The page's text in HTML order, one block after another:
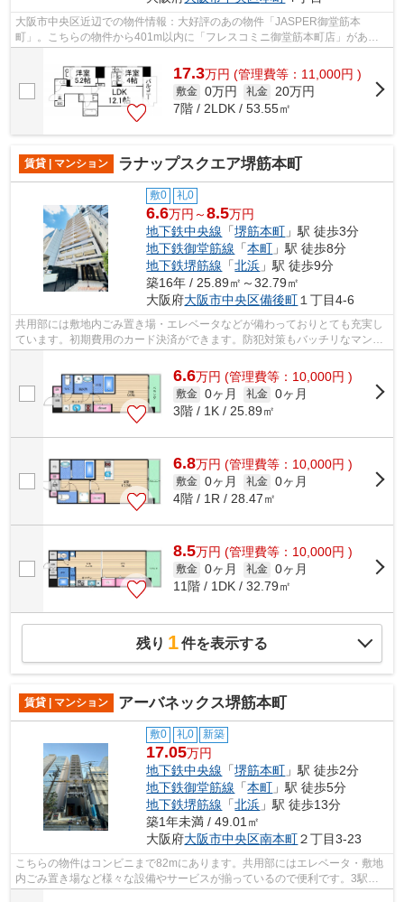
大阪市中央区近辺での物件情報：大好評のあの物件「JASPER御堂筋本
町」。こちらの物件から401m以内に「フレスコミニ御堂筋本町店」があり
ます。共用部にはエレベータ・敷地内ごみ置き...
17.3万円 (管理費等：11,000円 )
敷金 0万円 礼金 20万円
7階 / 2LDK / 53.55㎡
賃貸 | マンション ラナップスクエア堺筋本町
敷0 礼0
6.6万円～8.5万円
地下鉄中央線 「堺筋本町 」駅 徒歩3分
地下鉄御堂筋線 「本町 」駅 徒歩8分
地下鉄堺筋線 「北浜 」駅 徒歩9分
築16年 / 25.89㎡～32.79㎡
大阪府大阪市中央区備後町 １丁目4-6
共用部には敷地内ごみ置き場・エレベータなどが備わっておりとても充実し
ています。初期費用のカード決済ができます。防犯対策もバッチリなマンシ
ョンタイプの物件です。付近に駅が2つ...
6.6万円 (管理費等：10,000円 )
敷金 0ヶ月 礼金 0ヶ月
3階 / 1K / 25.89㎡
6.8万円 (管理費等：10,000円 )
敷金 0ヶ月 礼金 0ヶ月
4階 / 1R / 28.47㎡
8.5万円 (管理費等：10,000円 )
敷金 0ヶ月 礼金 0ヶ月
11階 / 1DK / 32.79㎡
残り 1件を表示する
賃貸 | マンション アーバネックス堺筋本町
敷0 礼0 新築
17.05万円
地下鉄中央線 「堺筋本町 」駅 徒歩2分
地下鉄御堂筋線 「本町 」駅 徒歩5分
地下鉄堺筋線 「北浜 」駅 徒歩13分
築1年未満 / 49.01㎡
大阪府大阪市中央区南本町２丁目3-23
こちらの物件はコンビニまで82mにあります。共用部にはエレベータ・敷地
内ごみ置き場など様々な設備やサービスが揃っているので便利です。3駅以
上利用可能なので移動範囲が広がるマン...